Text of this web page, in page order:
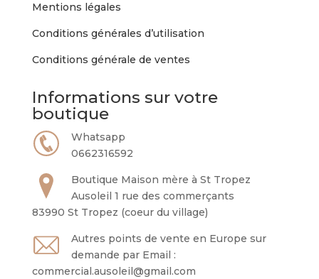
Mentions légales
Conditions générales d’utilisation
Conditions générale de ventes
Informations sur votre
boutique
Whatsapp
0662316592
Boutique Maison mère à St Tropez
Ausoleil 1 rue des commerçants
83990 St Tropez (coeur du village)
Autres points de vente en Europe sur
demande par Email :
commercial.ausoleil@gmail.com